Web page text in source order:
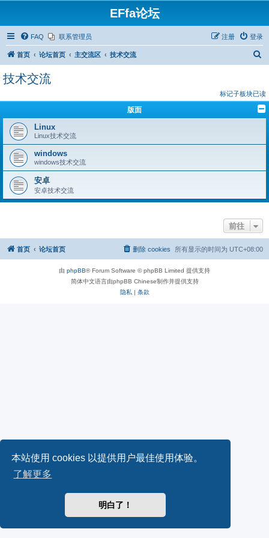
本站使用 cookies 以提供用户最佳使用体验。
了解更多
明白了！
EFfa论坛
FAQ 联系管理员 登录
注册
首页 论坛首页 主交流区 技术交流
技术交流
标记子板块已读
版面
Linux
Linux技术交流
windows
windows技术交流
安卓
安卓技术交流
前往
首页 论坛首页 所有显示的时间为 UTC+08:00
删除 cookies
由 phpBB® Forum Software © phpBB Limited 提供支持
简体中文语言由phpBB Chinese制作并提供支持
隐私 | 条款